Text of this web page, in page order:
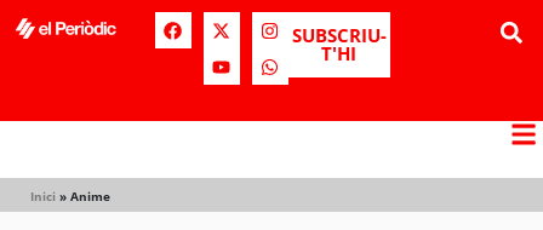
SUBSCRIU-
T'HI
Inici » Anime